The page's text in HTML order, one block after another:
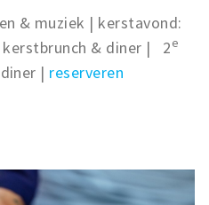
& muziek | kerstavond:
kerstbrunch & diner | 2e
| reserveren